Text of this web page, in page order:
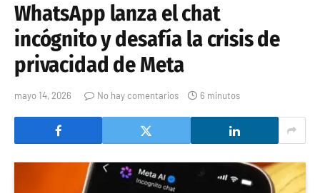
WhatsApp lanza el chat
incógnito y desafía la crisis de
privacidad de Meta
mayo 14, 2026 No hay comentarios 6 minutos